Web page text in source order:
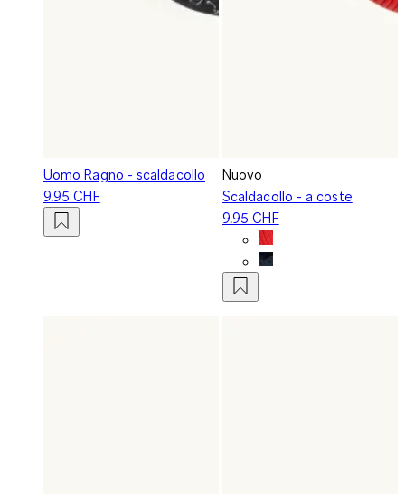
Uomo Ragno - scaldacollo
9.95 CHF
Nuovo
Scaldacollo - a coste
9.95 CHF